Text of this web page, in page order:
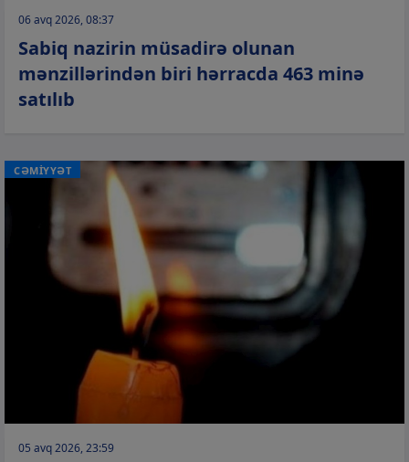
06 avq 2026, 08:37
Sabiq nazirin müsadirə olunan
mənzillərindən biri hərracda 463 minə
satılıb
CƏMİYYƏT
05 avq 2026, 23:59